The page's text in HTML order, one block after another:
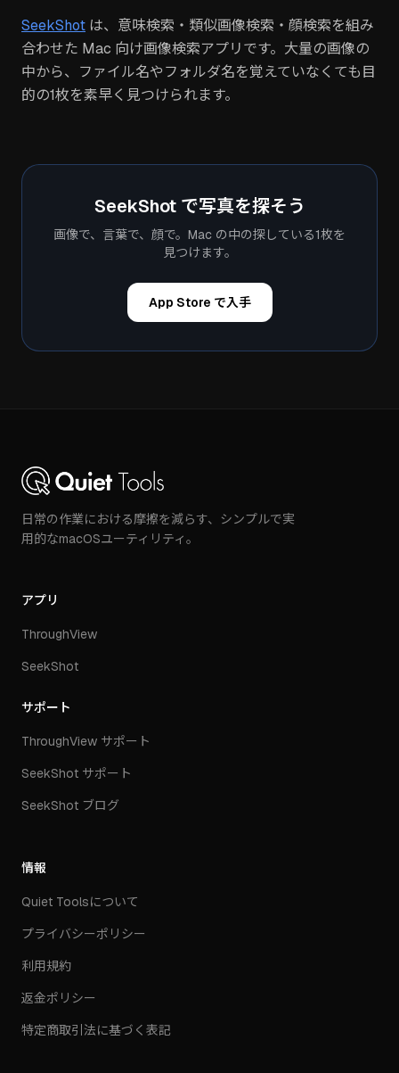
SeekShot は、意味検索・類似画像検索・顔検索を組み
合わせた Mac 向け画像検索アプリです。大量の画像の
中から、ファイル名やフォルダ名を覚えていなくても目
的の1枚を素早く見つけられます。
SeekShot で写真を探そう
画像で、言葉で、顔で。Mac の中の探している1枚を
見つけます。
App Store で入手
日常の作業における摩擦を減らす、シンプルで実
用的なmacOSユーティリティ。
アプリ
ThroughView
SeekShot
サポート
ThroughView サポート
SeekShot サポート
SeekShot ブログ
情報
Quiet Toolsについて
プライバシーポリシー
利用規約
返金ポリシー
特定商取引法に基づく表記